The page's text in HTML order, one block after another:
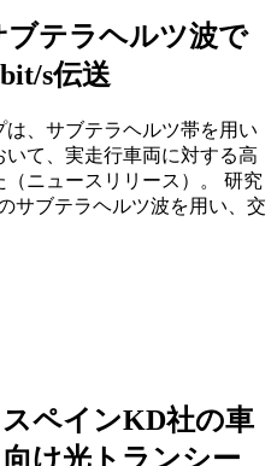
ブテラヘルツ波で
s伝送
、サブテラヘルツ帯を用い
て、実走行車両に対する高
ニュースリリース）。 研究
サブテラヘルツ波を用い、交
ペインKD社の車
け光トランシー